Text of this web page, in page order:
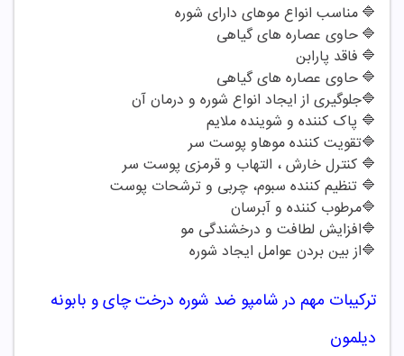
🔷مناسب انواع موهای دارای شوره
🔷حاوی عصاره های گیاهی
🔷 فاقد پارابن
🔷حاوی عصاره های گیاهی
🔷جلوگیری از ایجاد انواع شوره و درمان آن
🔷 پاک کننده و شوینده ملایم
🔷تقویت کننده موهاو پوست سر
🔷 کنترل خارش ، التهاب و قرمزی پوست سر
🔷 تنظیم کننده سبوم، چربی و ترشحات پوست
🔷مرطوب کننده و آبرسان
🔷افزایش لطافت و درخشندگی مو
🔷از بین بردن عوامل ایجاد شوره
ترکیبات مهم در شامپو ضد شوره درخت چای و بابونه
دیلمون